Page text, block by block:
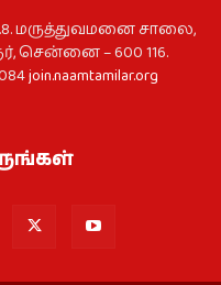
மருத்துவமனை சாலை,
சென்னை – 600 116.
join.naamtamilar.org